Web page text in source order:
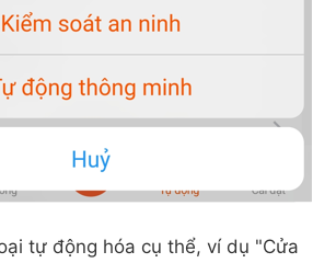
tự động hóa cụ thể, ví dụ "Cửa